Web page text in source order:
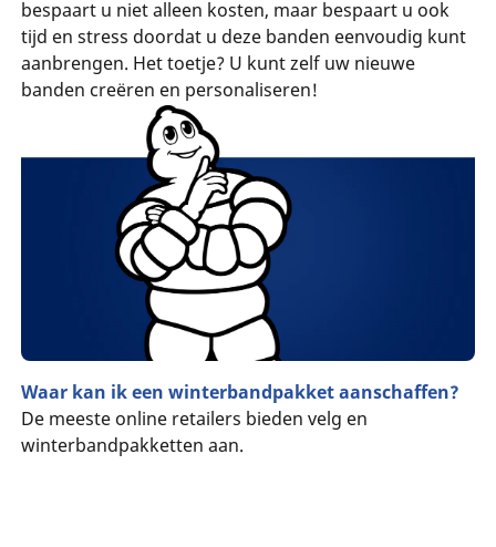
bespaart u niet alleen kosten, maar bespaart u ook
tijd en stress doordat u deze banden eenvoudig kunt
aanbrengen. Het toetje? U kunt zelf uw nieuwe
banden creëren en personaliseren!
Waar kan ik een winterbandpakket aanschaffen?
De meeste online retailers bieden velg en
winterbandpakketten aan.